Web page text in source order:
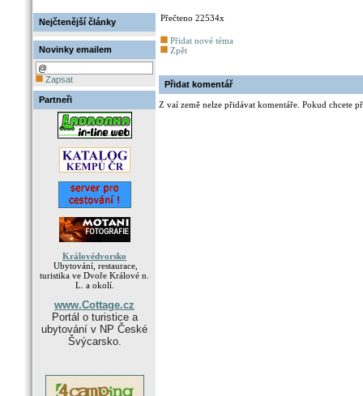
Nejčtenější články
Novinky emailem
Zapsat
Partneři
Královédvorsko
Ubytování, restaurace,
turistika ve Dvoře Králové n.
L. a okolí.
www.Cottage.cz
Portál o turistice a
ubytování v NP České
Švýcarsko.
Přečteno 22534x
Přidat nové téma
Zpět
Přidat komentář
Z vaí země nelze přidávat komentáře. Pokud chcete